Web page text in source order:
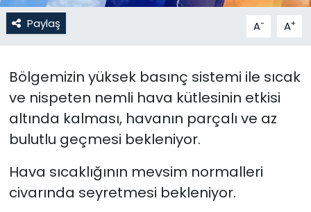
Paylaş A- A+
Bölgemizin yüksek basınç sistemi ile sıcak
ve nispeten nemli hava kütlesinin etkisi
altında kalması, havanın parçalı ve az
bulutlu geçmesi bekleniyor.
Hava sıcaklığının mevsim normalleri
civarında seyretmesi bekleniyor.
Kültür Sanat
Moda
Nöbetçi Eczaneler
Otomobil Dünyası
Politika